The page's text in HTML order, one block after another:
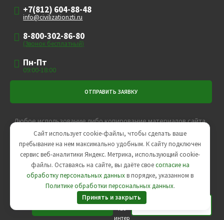
+7(812) 604-88-48
info@civilizationzti.ru
8-800-302-86-80
(Звонок бесплатный)
Пн-Пт
09:00-18:00
Любое использование либо копирование материалов сайта,
элементов дизайна и оформления допускается лишь с
разрешения правообладателя и только со ссылкой на
источник.
Пользовательское соглашение,Политика
конфиденциальности
Агентс
интер
Сайт использует cookie-файлы, чтобы сделать ваше
пребывание на нем максимально удобным. К cайту подключен
сервис веб-аналитики Яндекс. Метрика, использующий cookie-
файлы. Оставаясь на сайте, вы даёте своесогласие на
обработку персональных данныхв порядке, указанном в
Политике обработки персональных данных.
Принять и закрыть